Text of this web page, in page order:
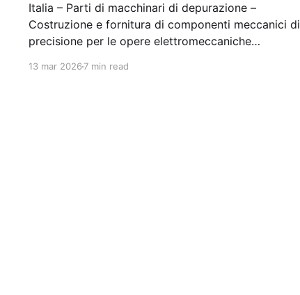
Italia – Parti di macchinari di depurazione –
Costruzione e fornitura di componenti meccanici di
precisione per le opere elettromeccaniche
13 mar 20267 min read